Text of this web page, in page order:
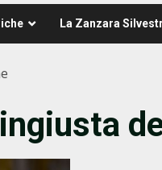
La Zanzara